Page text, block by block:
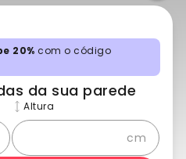
20% com o código
da sua parede
Altura
cm